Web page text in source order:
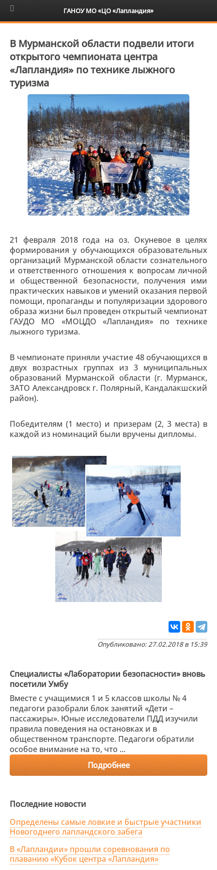
6+
В Мурманской области подвели итоги
открытого чемпионата центра
«Лапландия» по технике лыжного
туризма
21 февраля 2018 года на оз. Окуневое в целях
формирования у обучающихся образовательных
организаций Мурманской области сознательного
и ответственного отношения к вопросам личной
и общественной безопасности, получения ими
практических навыков и умений оказания первой
помощи, пропаганды и популяризации здорового
образа жизни был проведен открытый чемпионат
ГАУДО МО «МОЦДО «Лапландия» по технике
лыжного туризма.
В чемпионате приняли участие 48 обучающихся в
двух возрастных группах из 3 муниципальных
образований Мурманской области (г. Мурманск,
ЗАТО Александровск г. Полярный, Кандалакшский
район).
Победителям (1 место) и призерам (2, 3 места) в
каждой из номинаций были вручены дипломы.
Опубликовано: 27.02.2018 в 15:39
Специалисты «Лаборатории безопасности» вновь
посетили Умбу
Вместе с учащимися 1 и 5 классов школы № 4
педагоги разобрали блок занятий «Дети –
пассажиры». Юные исследователи ПДД изучили
правила поведения на остановках и в
общественном транспорте. Педагоги обратили
особое внимание на то, что ...
Подробнее
Последние новости
Определены самые ловкие и быстрые участники
Новогоднего лапландского забега
В «Лапландии» прошли соревнования по
плаванию «Кубок центра «Лапландия»
ГАНОУ МО «ЦО «Лапландия»